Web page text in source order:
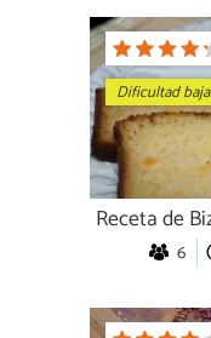
Dificultad baja
Receta de
6